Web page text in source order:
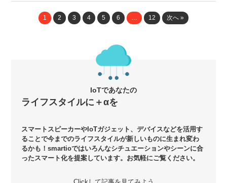
1 2 3 4 5 6 … 12 次へ »
IoTであなたの
ライフスタイルに＋αを
スマートスピーカーやIoTガジェット、デバイスなどを活用す
ることで今までのライフスタイルが新しいものに生まれ変わ
るかも！smartioではいろんなシチュエーションやシーンに合
ったスマート化を提案しています。お気軽にご覧ください。